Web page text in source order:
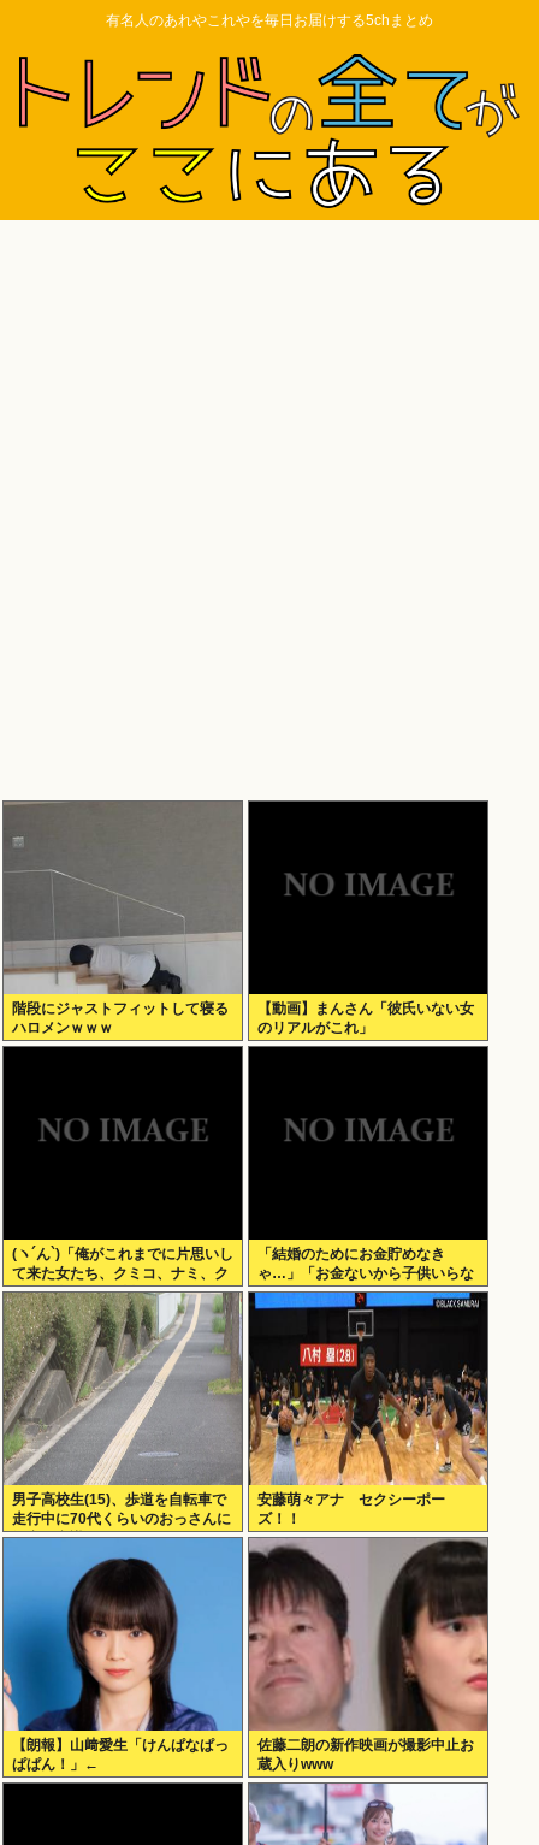
有名人のあれやこれやを毎日お届けする5chまとめ
階段にジャストフィットして寝る
ハロメンｗｗｗ
【動画】まんさん「彼氏いない女
のリアルがこれ」
(ヽ´ん`)「俺がこれまでに片思いし
て来た女たち、クミコ、ナミ、ク
ミコ(1人目とは別人、タミヨ、カ
オリ、ユカリ…」
「結婚のためにお金貯めなき
ゃ…」「お金ないから子供いらな
い」←こいつら
男子高校生(15)、歩道を自転車で
走行中に70代くらいのおっさんに
衝突し意識不明にさせてしまう
安藤萌々アナ セクシーポー
ズ！！
【朗報】山﨑愛生「けんぱなぱっ
ぱぱん！」←
佐藤二朗の新作映画が撮影中止お
蔵入りwww